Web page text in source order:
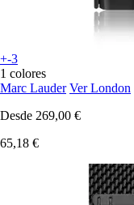
+-3
1 colores
Marc Lauder Ver London
Desde 269,00 €
65,18 €